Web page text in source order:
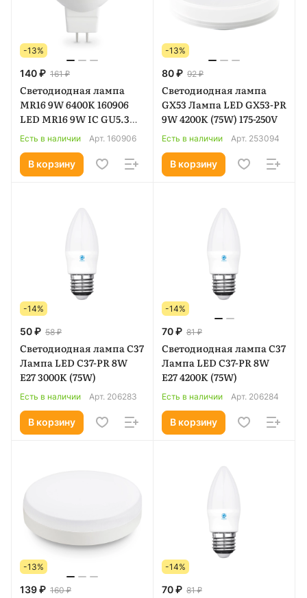
-13%
140 ₽ 161 ₽
Светодиодная лампа
MR16 9W 6400K 160906
LED MR16 9W IC GU5.3
6400K 175-265V
Есть в наличии Арт. 160906
В корзину
-13%
80 ₽ 92 ₽
Светодиодная лампа
GX53 Лампа LED GX53-PR
9W 4200K (75W) 175-250V
Есть в наличии Арт. 253094
В корзину
-14%
50 ₽ 58 ₽
Светодиодная лампа C37
Лампа LED C37-PR 8W
E27 3000K (75W)
Есть в наличии Арт. 206283
В корзину
-14%
70 ₽ 81 ₽
Светодиодная лампа C37
Лампа LED C37-PR 8W
E27 4200K (75W)
Есть в наличии Арт. 206284
В корзину
-13%
139 ₽ 160 ₽
-14%
70 ₽ 81 ₽